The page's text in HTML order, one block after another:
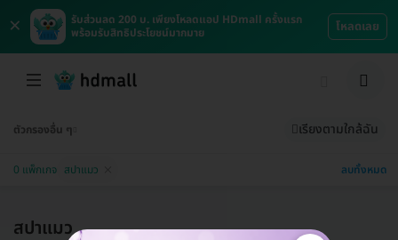
×
รับส่วนลด 200 บ. เพียงโหลดแอป HDmall ครั้งแรก
พร้อมรับสิทธิประโยชน์มากมาย
โหลดเลย
ตัวกรองอื่น ๆ เรียงตามใกล้ฉัน
0 แพ็กเกจ สปาแมว ลบทั้งหมด
สปาแมว